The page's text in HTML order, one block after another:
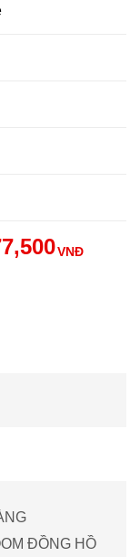
VNĐ
ĐỒNG HỒ